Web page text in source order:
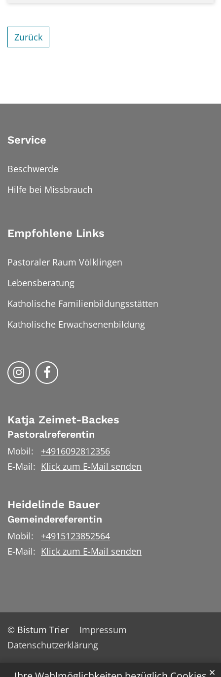
✕
Zurück
Service
Beschwerde
Hilfe bei Missbrauch
Empfohlene Links
Pastoraler Raum Völklingen
Lebensberatung
Katholische Familienbildungsstätten
Katholische Erwachsenenbildung
Folge uns auf Instragram
Folge uns auf Facebook
Katja Zeimet-Backes
Pastoralreferentin
Mobil:
+4916092812356
E-Mail: Klick zum E-Mail senden
Heidelinde Bauer
Gemeindereferentin
Mobil:
+4915123852564
E-Mail: Klick zum E-Mail senden
© Bistum Trier
Impressum
Datenschutzerklärung